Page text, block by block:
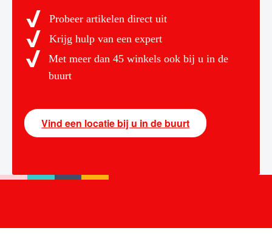
Probeer artikelen direct uit
Krijg hulp van een expert
Met meer dan 45 winkels ook bij u in de
buurt
Vind een locatie bij u in de buurt